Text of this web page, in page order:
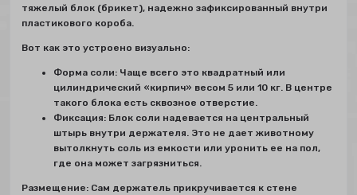
тяжелый блок (брикет), надежно зафиксированный внутри
пластикового короба.
Вот как это устроено визуально:
Форма соли: Чаще всего это квадратный или
цилиндрический «кирпич» весом 5 или 10 кг. В центре
такого блока есть сквозное отверстие.
Фиксация: Блок соли надевается на центральный
штырь внутри держателя. Это не дает животному
вытолкнуть соль из емкости или уронить ее на пол,
где она может загрязниться.
Размещение: Сам держатель прикручивается к стене